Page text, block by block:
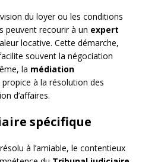
du loyer ou les conditions
peuvent recourir à un expert
locative. Cette démarche,
souvent la négociation
la médiation
à la résolution des
d’affaires.
spécifique
à l’amiable, le contentieux